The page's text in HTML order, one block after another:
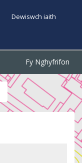
Dewiswch iaith
Fy Nghyfrifon